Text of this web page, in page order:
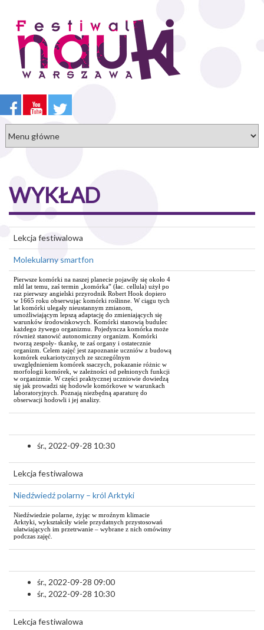
treści
WYKŁAD
Lekcja festiwalowa
Molekularny smartfon
Pierwsze komórki na naszej planecie pojawiły się około 4
mld lat temu, zaś termin „komórka” (łac. cellula) użył po
raz pierwszy angielski przyrodnik Robert Hook dopiero
w 1665 roku obserwując komórki roślinne. W ciągu tych
lat komórki ulegały nieustannym zmianom,
umożliwiającym lepszą adaptację do zmieniających się
warunków środowiskowych. Komórki stanowią budulec
każdego żywego organizmu. Pojedyncza komórka może
również stanowić autonomiczny organizm. Komórki
tworzą zespoły- tkankę, te zaś organy i ostatecznie
organizm. Celem zajęć jest zapoznanie uczniów z budową
komórek eukariotycznych ze szczególnym
uwzględnieniem komórek ssaczych, pokazanie różnic w
morfologii komórek, w zależności od pełnionych funkcji
w organizmie. W części praktycznej uczniowie dowiedzą
się jak prowadzi się hodowle komórkowe w warunkach
laboratoryjnych. Poznają niezbędną aparaturę do
obserwacji hodowli i jej analizy.
śr., 2022-09-28 10:30
Lekcja festiwalowa
Niedźwiedź polarny – król Arktyki
Niedźwiedzie polarne, żyjąc w mroźnym klimacie
Arktyki, wykształciły wiele przydatnych przystosowań
ułatwiających im przetrwanie – wybrane z nich omówimy
podczas zajęć.
śr., 2022-09-28 09:00
śr., 2022-09-28 10:30
Lekcja festiwalowa